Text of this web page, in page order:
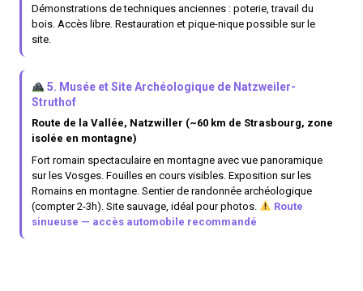
Démonstrations de techniques anciennes : poterie, travail du
bois. Accès libre. Restauration et pique-nique possible sur le
site.
5. Musée et Site Archéologique de Natzweiler-
Struthof
Route de la Vallée, Natzwiller (~60 km de Strasbourg, zone
isolée en montagne)
Fort romain spectaculaire en montagne avec vue panoramique
sur les Vosges. Fouilles en cours visibles. Exposition sur les
Romains en montagne. Sentier de randonnée archéologique
(compter 2-3h). Site sauvage, idéal pour photos.
Route
sinueuse — accès automobile recommandé